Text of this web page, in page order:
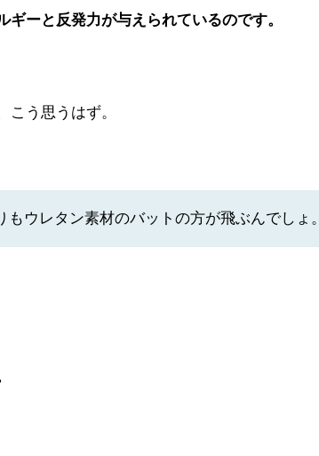
ーと反発力が与えられているのです。
う思うはず。
もウレタン素材のバットの方が飛ぶんでしょ。